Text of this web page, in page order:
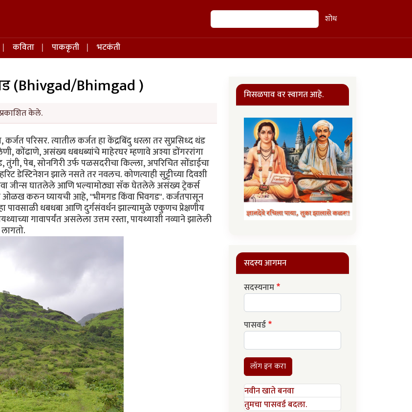
शोध शोध
कविता पाककृती
भटकंती
(Bhivgad/Bhimgad )
केले.
कर्जत परिसर. त्यातील कर्जत हा केंद्रबिंदु धरला तर सुप्रसिध्द थंड
कोंढाणे, असंख्य धबधब्यांचे माहेरघर म्हणावे अश्या डोंगररांगा
पेब, सोनगिरी उर्फ पळसदरीचा किल्ला, अपरिचित सोंडाईचा
डेस्टिनेशन झाले नसते तर नवलच. कोणत्याही सुट्टीच्या दिवशी
जीन्स घातलेले आणि भल्यामोठ्या सॅक घेतलेले असंख्य ट्रेकर्स
करुन घ्यायची आहे, "भीमगड किंवा भिवगड". कर्जतपासून
धबधबा आणि दुर्गसंवर्धन झाल्यामुळे एकुणच प्रेक्षणीय
गावापर्यंत असलेला उत्तम रस्ता, पायथ्याशी नव्याने झालेली
मिसळपाव वर स्वागत आहे.
सदस्य आगमन
सदस्यनाम
पासवर्ड
लॉग इन करा
नवीन खाते बनवा
तुमचा पासवर्ड बदला.